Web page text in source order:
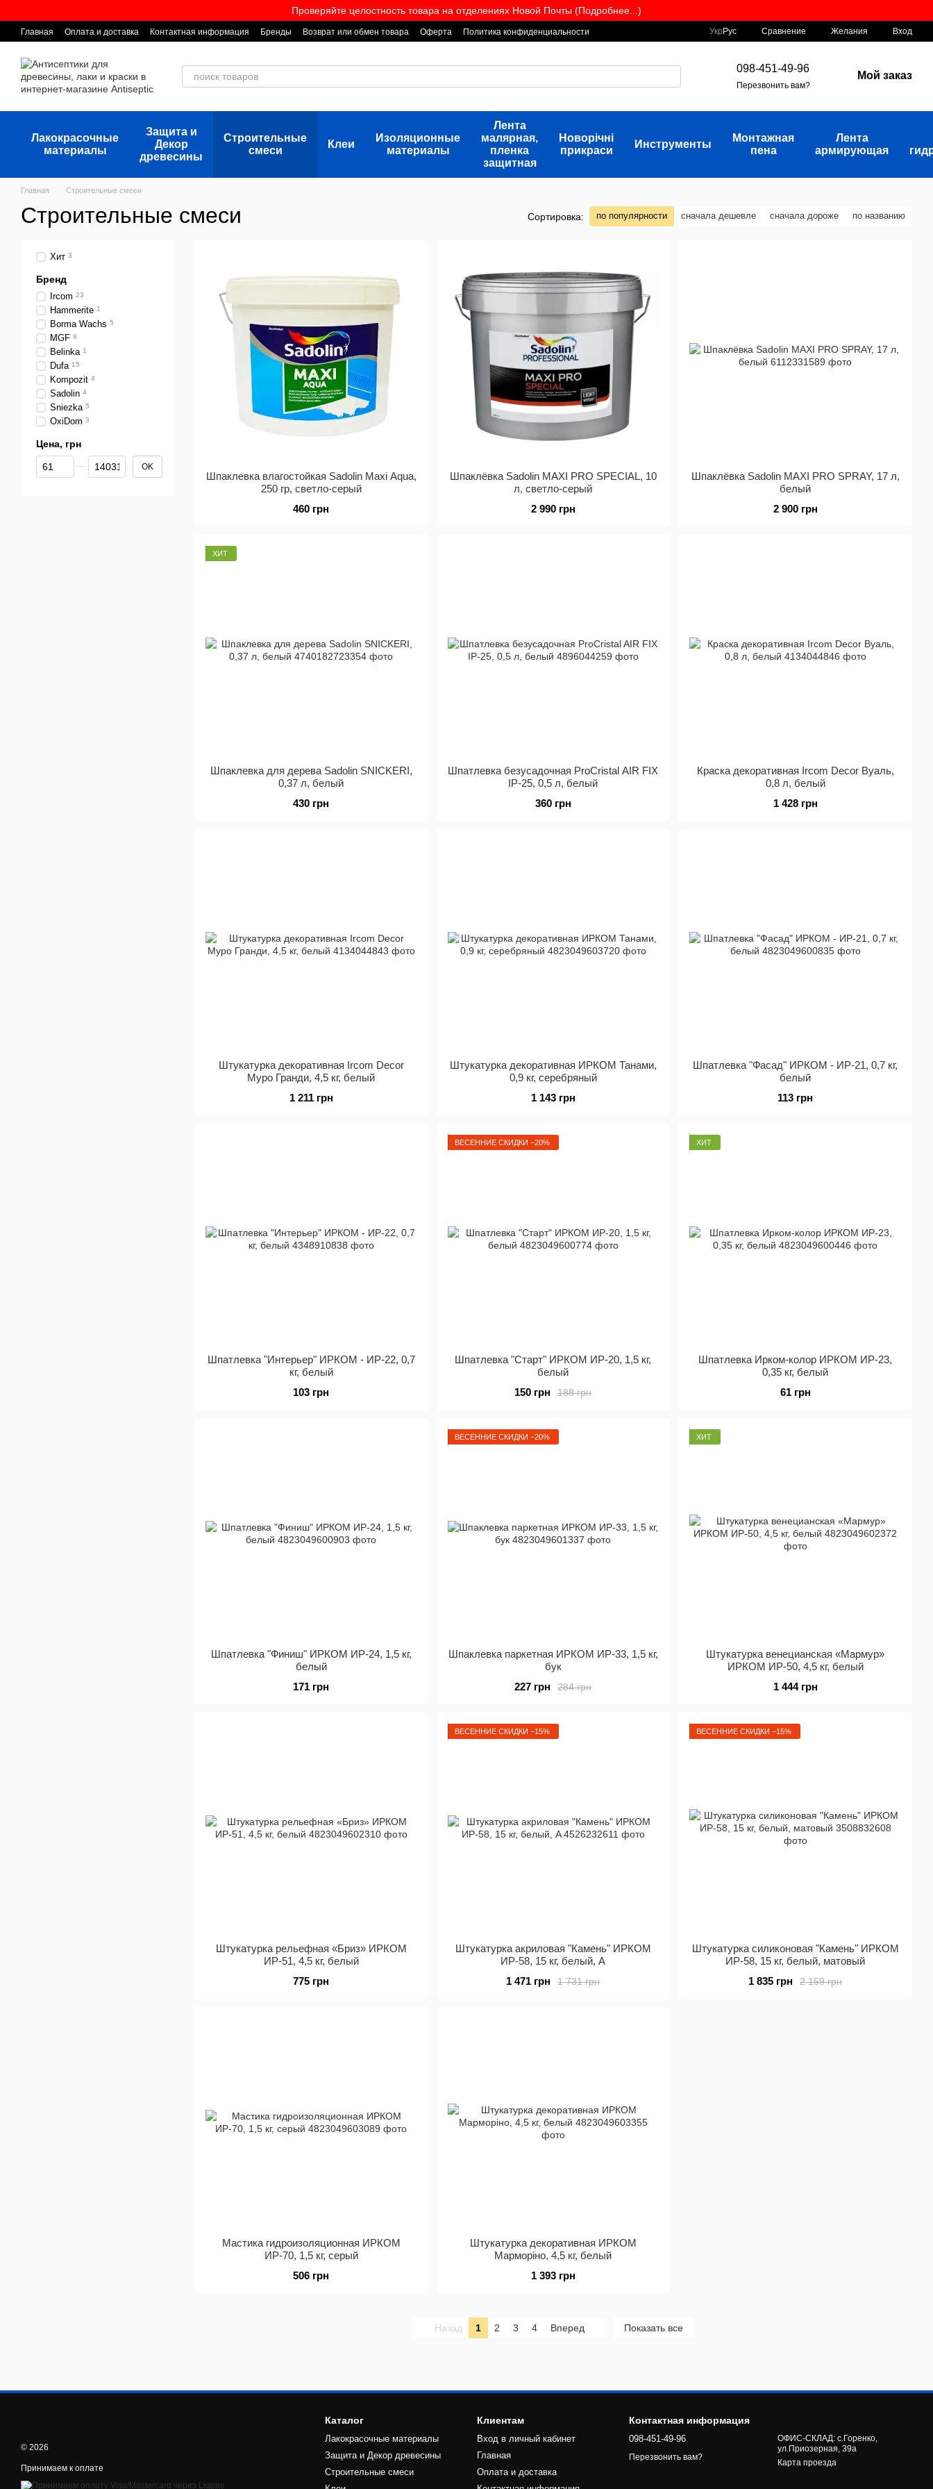
Проверяйте целостность товара на отделениях Новой Почты (Подробнее...)
Главная Оплата и доставка Контактная информация Бренды Возврат или обмен товара Оферта Политика конфиденциальности Укр Рус Сравнение Желания Вход
098-451-49-96
Перезвонить вам?
Мой заказ
Лакокрасочные
материалы
Защита и
Декор
древесины
Строительные
смеси
Клеи
Изоляционные
материалы
Лента
малярная,
пленка
защитная
Новорічні
прикраси
Инструменты
Монтажная
пена
Лента
армирующая
Главная Строительные смеси
Строительные смеси Сортировка: по популярности сначала дешевле сначала дороже по названию
Шпаклевка влагостойкая Sadolin Maxi Aqua,
250 гр, светло-серый
460 грн
Шпаклёвка Sadolin MAXI PRO SPECIAL, 10
л, светло-серый
2 990 грн
Шпаклёвка Sadolin MAXI PRO SPRAY, 17 л,
белый
2 900 грн
ХИТ
Шпаклевка для дерева Sadolin SNICKERI,
0,37 л, белый
430 грн
Шпатлевка безусадочная ProCristal AIR FIX
IР-25, 0,5 л, белый
360 грн
Краска декоративная Ircom Decor Вуаль,
0,8 л, белый
1 428 грн
Штукатурка декоративная Ircom Decor
Муро Гранди, 4,5 кг, белый
1 211 грн
Штукатурка декоративная ИРКОМ Танами,
0,9 кг, серебряный
1 143 грн
Шпатлевка "Фасад" ИРКОМ - ИР-21, 0,7 кг,
белый
113 грн
Шпатлевка "Интерьер" ИРКОМ - ИР-22, 0,7
кг, белый
103 грн
ВЕСЕННИЕ СКИДКИ −20%
Шпатлевка "Старт" ИРКОМ ИР-20, 1,5 кг,
белый
188 грн
150 грн
ХИТ
Шпатлевка Ирком-колор ИРКОМ ИР-23,
0,35 кг, белый
61 грн
Шпатлевка "Финиш" ИРКОМ ИР-24, 1,5 кг,
белый
171 грн
ВЕСЕННИЕ СКИДКИ −20%
Шпаклевка паркетная ИРКОМ ИР-33, 1,5 кг,
бук
284 грн
227 грн
ХИТ
Штукатурка венецианская «Мармур»
ИРКОМ ИР-50, 4,5 кг, белый
1 444 грн
Штукатурка рельефная «Бриз» ИРКОМ
ИР-51, 4,5 кг, белый
775 грн
ВЕСЕННИЕ СКИДКИ −15%
Штукатурка акриловая "Камень" ИРКОМ
ИР-58, 15 кг, белый, A
1 731 грн
1 471 грн
ВЕСЕННИЕ СКИДКИ −15%
Штукатурка силиконовая "Камень" ИРКОМ
ИР-58, 15 кг, белый, матовый
2 159 грн
1 835 грн
Мастика гидроизоляционная ИРКОМ
ИР-70, 1,5 кг, серый
506 грн
Штукатурка декоративная ИРКОМ
Марморіно, 4,5 кг, белый
1 393 грн
Назад 1 2 3 4 Вперед Показать все
Хит 3
Бренд
Ircom 23
Hammerite 1
Borma Wachs 5
MGF 9
Belinka 1
Dufa 15
Kompozit 4
Sadolin 4
Sniezka 5
OxiDom 3
Цена, грн
От Цена, грн
До Цена, грн OK
© 2026
Принимаем к оплате
Каталог
Лакокрасочные материалы
Защита и Декор древесины
Строительные смеси
Клиентам
Вход в личный кабинет
Главная
Оплата и доставка
Контактная информация
098-451-49-96
Перезвонить вам?
ОФИС-СКЛАД: с.Горенко,
ул.Приозерная, 39а
Карта проезда